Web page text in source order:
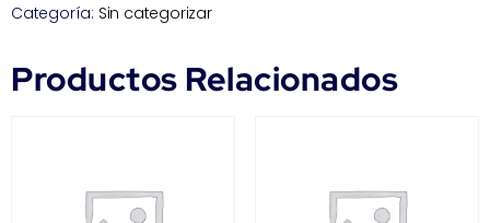
Categoría: Sin categorizar
Productos Relacionados